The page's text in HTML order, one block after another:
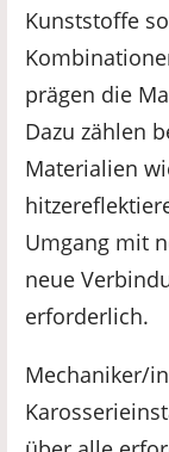
Kunststoffe
prägen die
Dazu zählen
Materialien
Umgang mit
neue
erforderlich.
Mechaniker/